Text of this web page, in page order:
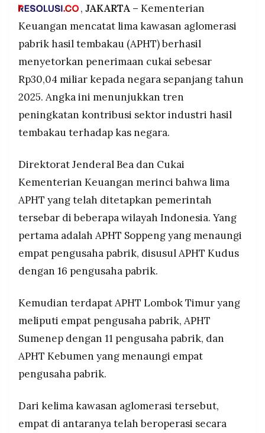
PT.
MEDIA
PRAMUDITA
©
-
PT.
MEDIA
PRAMUDITA
miliar pada 2020.
Empat dari lima APHT telah aktif beroperasi di
APHT Kebumen masih dalam proses penetapan.
Menkeu Purbaya mendorong produsen ilegal
masuk KIHT dengan insentif tarif khusus untuk
tingkatkan penerimaan dan tertibkan industri
rokok.
, JAKARTA – Kementerian
Keuangan mencatat lima kawasan aglomerasi
pabrik hasil tembakau (APHT) berhasil
menyetorkan penerimaan cukai sebesar
Rp30,04 miliar kepada negara sepanjang tahun
2025. Angka ini menunjukkan tren
peningkatan kontribusi sektor industri hasil
tembakau terhadap kas negara.
Direktorat Jenderal Bea dan Cukai
Kementerian Keuangan merinci bahwa lima
APHT yang telah ditetapkan pemerintah
tersebar di beberapa wilayah Indonesia. Yang
pertama adalah APHT Soppeng yang menaungi
empat pengusaha pabrik, disusul APHT Kudus
dengan 16 pengusaha pabrik.
Kemudian terdapat APHT Lombok Timur yang
meliputi empat pengusaha pabrik, APHT
Sumenep dengan 11 pengusaha pabrik, dan
APHT Kebumen yang menaungi empat
pengusaha pabrik.
Dari kelima kawasan aglomerasi tersebut,
empat di antaranya telah beroperasi secara